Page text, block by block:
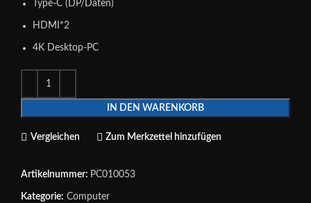
Type-C (DP/Daten)
HDMI*2
4K Desktop-PC
IN DEN WARENKORB
Vergleichen Zum Merkzettel hinzufügen
Artikelnummer: PC010053
Kategorie: Computer